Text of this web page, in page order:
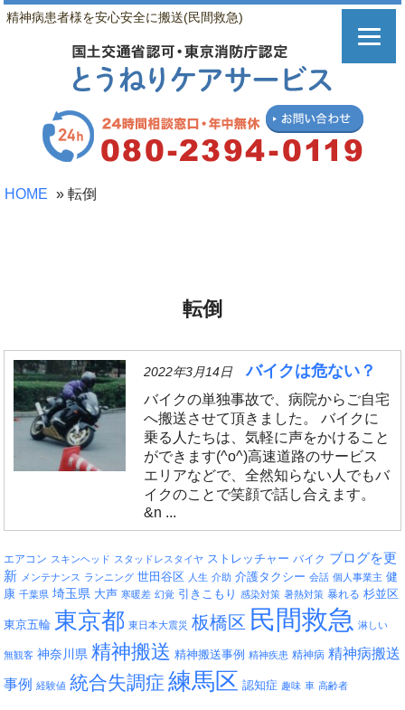
精神病患者様を安心安全に搬送(民間救急)
HOME » 転倒
転倒
2022年3月14日 バイクは危ない？
バイクの単独事故で、病院からご自宅
へ搬送させて頂きました。 バイクに
乗る人たちは、気軽に声をかけること
ができます(^o^)高速道路のサービス
エリアなどで、全然知らない人でもバ
イクのことで笑顔で話し合えます。
&n ...
エアコン スキンヘッド スタッドレスタイヤ ストレッチャー バイク ブログを更
新 メンテナンス ランニング 世田谷区 人生 介助 介護タクシー 会話 個人事業主 健
康 千葉県 埼玉県 大声 寒暖差 幻覚 引きこもり 感染対策 暑熱対策 暴れる 杉並区
東京五輪 東京都 東日本大震災 板橋区 民間救急 淋しい
無観客 神奈川県 精神搬送 精神搬送事例 精神疾患 精神病 精神病搬送
事例
経験値 統合失調症 練馬区 認知症 趣味 車 高齢者